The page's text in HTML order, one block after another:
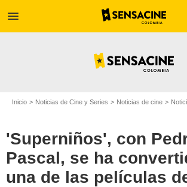
menu
Inicio Noticias de Cine y Series Noticias de cine
'Superniños', con
Pascal, se ha
una de las películas